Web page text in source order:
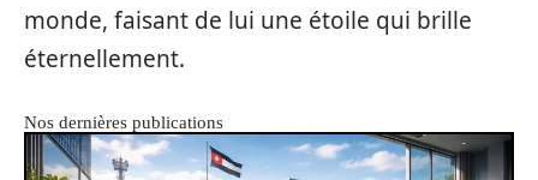
monde, faisant de lui une étoile qui brille
éternellement.
Nos dernières publications